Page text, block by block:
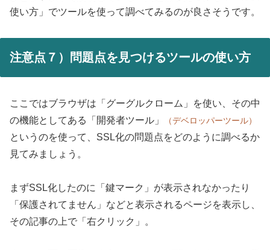
使い方」でツールを使って調べてみるのが良さそうです。
注意点７）問題点を見つけるツールの使い方
ここではブラウザは「グーグルクローム」を使い、その中
の機能としてある「開発者ツール」
（デベロッパーツール）
というのを使って、SSL化の問題点をどのように調べるか
見てみましょう。
まずSSL化したのに「鍵マーク」が表示されなかったり
「保護されてません」などと表示されるページを表示し、
その記事の上で「右クリック」。